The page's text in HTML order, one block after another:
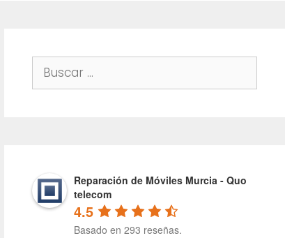
Buscar:
Reparación de Móviles Murcia - Quo
telecom
4.5
Basado en 293 reseñas.